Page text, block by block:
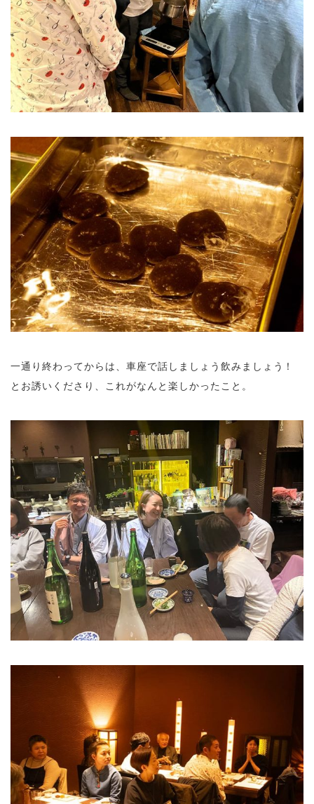
一通り終わってからは、車座で話しましょう飲みましょう！
とお誘いくださり、これがなんと楽しかったこと。